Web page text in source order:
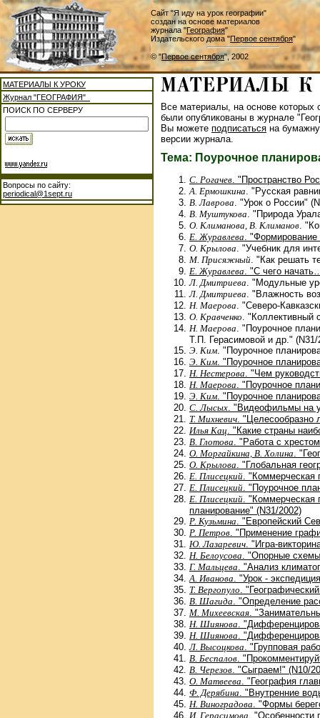
Сайт "Я иду на урок географии"
создан на основе материалов
журнала "География"
Издательского дома "Первое сентября"
© "Первое сентября", 2002
МАТЕРИАЛЫ К УРОКУ
Журнал "ГЕОГРАФИЯ"
ПОИСК ПО СЕРВЕРУ
Вопросы по сайту:
periodical@1sept.ru
Все материалы, на основе которых
были опубликованы в журнале
Вы можете подписаться на
версии журнала.
Тема: Поурочное
С. Рогачев . "Пространство
А. Ермошкина . "Русская
В. Лаврова . "Урок о России"
В. Муштукова . "Природа
О. Климанова, В. Климанов .
Е. Журавлева .
О. Крылова . "Учебник для
М. Присяжный . "Как решать
Е. Журавлева . "С чего
Л. Дмитриева . "Модульные
Л. Дмитриева . "Влажность
Н. Маерова . "Северо-
О. Кравченко . "Коллективный
Н. Маерова . "Поурочное
Т.П. Герасимовой и др." (N31/
Э. Ким . "Поурочное
Э. Ким . "Поурочное
Н. Нестерова . "Чем
Н. Маерова . "Поурочное
Э. Ким . "Поурочное
С. Лысых . "Видеофильмы на
Т. Михневич . "Целесообразно
Илья Кац . "Какие страны
В. Глотова . "Работа с
О. Моргайкина, В. Холина .
О. Крылова . "Глобальная
Е. Плисецкий .
Е. Плисецкий . "Поурочное
Е. Плисецкий .
планирование" (N31/2002)
Р. Кузьмина . "Европейский
Р. Петров . "Применение
Ю. Лазаревич . "Игра-
Н. Белоусова . "Опорные
Г. Мальцева . "Анализ
А. Иванова . "Урок -
Т. Вергопуло .
В. Шагида . "Определение
М. Михеевская .
Н. Шиянова .
Н. Шиянова .
Л. Высоцкова . "Групповая
В. Беспалов .
В. Черезов . "Сыграем!" (N10/
О. Матвеева . "География
Ф. Дерябина . "Внутренние
Н. Виноградова . "Формы
И. Герасимова .